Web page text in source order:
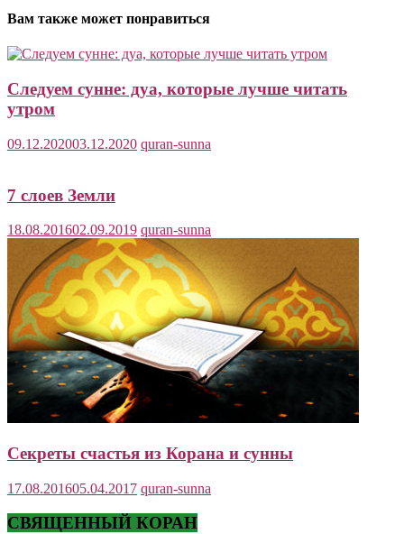
Вам также может понравиться
Следуем сунне: дуа, которые лучше читать
утром
09.12.202003.12.2020 quran-sunna
7 слоев Земли
18.08.201602.09.2019 quran-sunna
Cекреты счастья из Корана и сунны
17.08.201605.04.2017 quran-sunna
СВЯЩЕННЫЙ КОРАН